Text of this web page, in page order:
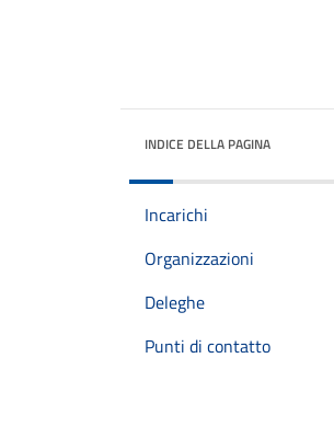
INDICE DELLA PAGINA
Incarichi
Organizzazioni
Deleghe
Punti di contatto